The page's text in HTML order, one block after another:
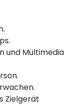
und Multimedia
Zielgerät